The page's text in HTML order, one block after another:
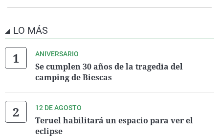
LO MÁS
ANIVERSARIO
Se cumplen 30 años de la tragedia del
camping de Biescas
12 DE AGOSTO
Teruel habilitará un espacio para ver el
eclipse